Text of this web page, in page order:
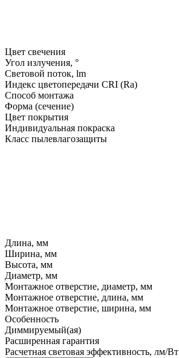
Цвет свечения
Угол излучения, °
Световой поток, lm
Индекс цветопередачи CRI (Ra)
Способ монтажа
Форма (сечение)
Цвет покрытия
Индивидуальная покраска
Класс пылевлагозащиты
Длина, мм
Ширина, мм
Высота, мм
Диаметр, мм
Монтажное отверстие, диаметр, мм
Монтажное отверстие, длина, мм
Монтажное отверстие, ширина, мм
Особенность
Диммируемый(ая)
Расширенная гарантия
Расчетная световая эффективность, лм/Вт